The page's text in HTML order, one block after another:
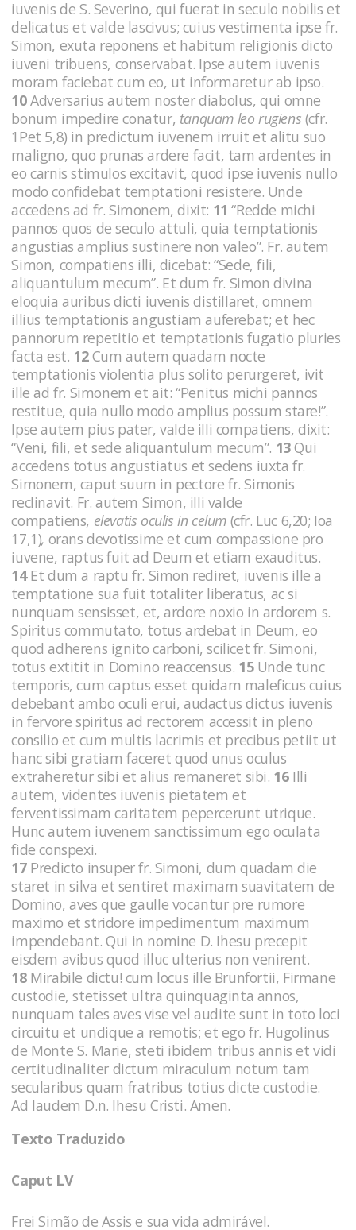
iuvenis de S. Severino, qui fuerat in seculo nobilis et
delicatus et valde lascivus; cuius vestimenta ipse fr.
Simon, exuta reponens et habitum religionis dicto
iuveni tribuens, conservabat. Ipse autem iuvenis
moram faciebat cum eo, ut informaretur ab ipso.
10Adversarius autem noster diabolus, qui omne
bonum impedire conatur, tanquam leo rugiens (cfr.
1Pet 5,8) in predictum iuvenem irruit et alitu suo
maligno, quo prunas ardere facit, tam ardentes in
eo carnis stimulos excitavit, quod ipse iuvenis nullo
modo confidebat temptationi resistere. Unde
accedens ad fr. Simonem, dixit: 11 “Redde michi
pannos quos de seculo attuli, quia temptationis
angustias amplius sustinere non valeo”. Fr. autem
Simon, compatiens illi, dicebat: “Sede, fili,
aliquantulum mecum”. Et dum fr. Simon divina
eloquia auribus dicti iuvenis distillaret, omnem
illius temptationis angustiam auferebat; et hec
pannorum repetitio et temptationis fugatio pluries
facta est. 12Cum autem quadam nocte
temptationis violentia plus solito perurgeret, ivit
ille ad fr. Simonem et ait: “Penitus michi pannos
restitue, quia nullo modo amplius possum stare!”.
Ipse autem pius pater, valde illi compatiens, dixit:
“Veni, fili, et sede aliquantulum mecum”. 13Qui
accedens totus angustiatus et sedens iuxta fr.
Simonem, caput suum in pectore fr. Simonis
reclinavit. Fr. autem Simon, illi valde
compatiens, elevatis oculis in celum (cfr. Luc 6,20; Ioa
17,1), orans devotissime et cum compassione pro
iuvene, raptus fuit ad Deum et etiam exauditus.
14Et dum a raptu fr. Simon rediret, iuvenis ille a
temptatione sua fuit totaliter liberatus, ac si
nunquam sensisset, et, ardore noxio in ardorem s.
Spiritus commutato, totus ardebat in Deum, eo
quod adherens ignito carboni, scilicet fr. Simoni,
totus extitit in Domino reaccensus. 15Unde tunc
temporis, cum captus esset quidam maleficus cuius
debebant ambo oculi erui, audactus dictus iuvenis
in fervore spiritus ad rectorem accessit in pleno
consilio et cum multis lacrimis et precibus petiit ut
hanc sibi gratiam faceret quod unus oculus
extraheretur sibi et alius remaneret sibi. 16Illi
autem, videntes iuvenis pietatem et
ferventissimam caritatem pepercerunt utrique.
Hunc autem iuvenem sanctissimum ego oculata
fide conspexi.
17Predicto insuper fr. Simoni, dum quadam die
staret in silva et sentiret maximam suavitatem de
Domino, aves que gaulle vocantur pre rumore
maximo et stridore impedimentum maximum
impendebant. Qui in nomine D. Ihesu precepit
eisdem avibus quod illuc ulterius non venirent.
18Mirabile dictu! cum locus ille Brunfortii, Firmane
custodie, stetisset ultra quinquaginta annos,
nunquam tales aves vise vel audite sunt in toto loci
circuitu et undique a remotis; et ego fr. Hugolinus
de Monte S. Marie, steti ibidem tribus annis et vidi
certitudinaliter dictum miraculum notum tam
secularibus quam fratribus totius dicte custodie.
Ad laudem D.n. Ihesu Cristi. Amen.
Texto Traduzido
Caput LV
Frei Simão de Assis e sua vida admirável.